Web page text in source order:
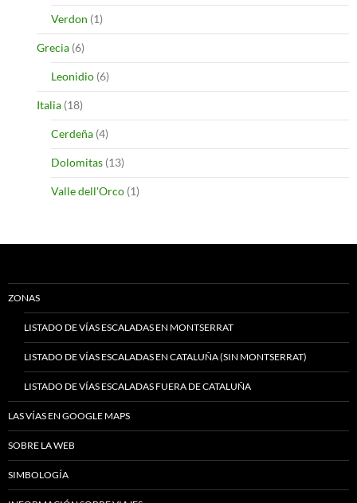
Verdon (1)
Grecia (6)
Leonidio (6)
Italia (18)
Cerdeña (4)
Dolomitas (13)
Valle dell'Orco (1)
ZONAS
LISTADO DE VÍAS ESCALADAS EN MONTSERRAT
LISTADO DE VÍAS ESCALADAS EN CATALUÑA (SIN MONTSERRAT)
LISTADO DE VÍAS ESCALADAS FUERA DE CATALUÑA
LAS VÍAS EN GOOGLE MAPS
SOBRE LA WEB
SIMBOLOGÍA